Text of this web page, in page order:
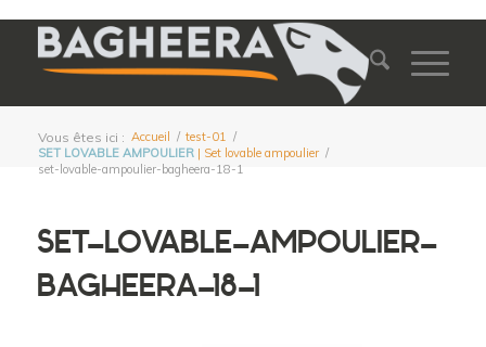
Vous êtes ici : Accueil / test-01 /
SET LOVABLE AMPOULIER| Set lovable ampoulier /
set-lovable-ampoulier-bagheera-18-1
SET-LOVABLE-AMPOULIER-
BAGHEERA-18-1